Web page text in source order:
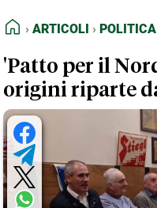
FEED RSS
NORMATIVE
TERMINI e
HOME
ARTICOLI POLITICA
'Patto per il
origini riparte